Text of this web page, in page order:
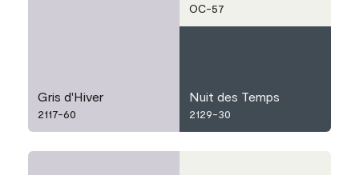
Gris d'Hiver
2117-60
OC-57
Nuit des Temps
2129-30